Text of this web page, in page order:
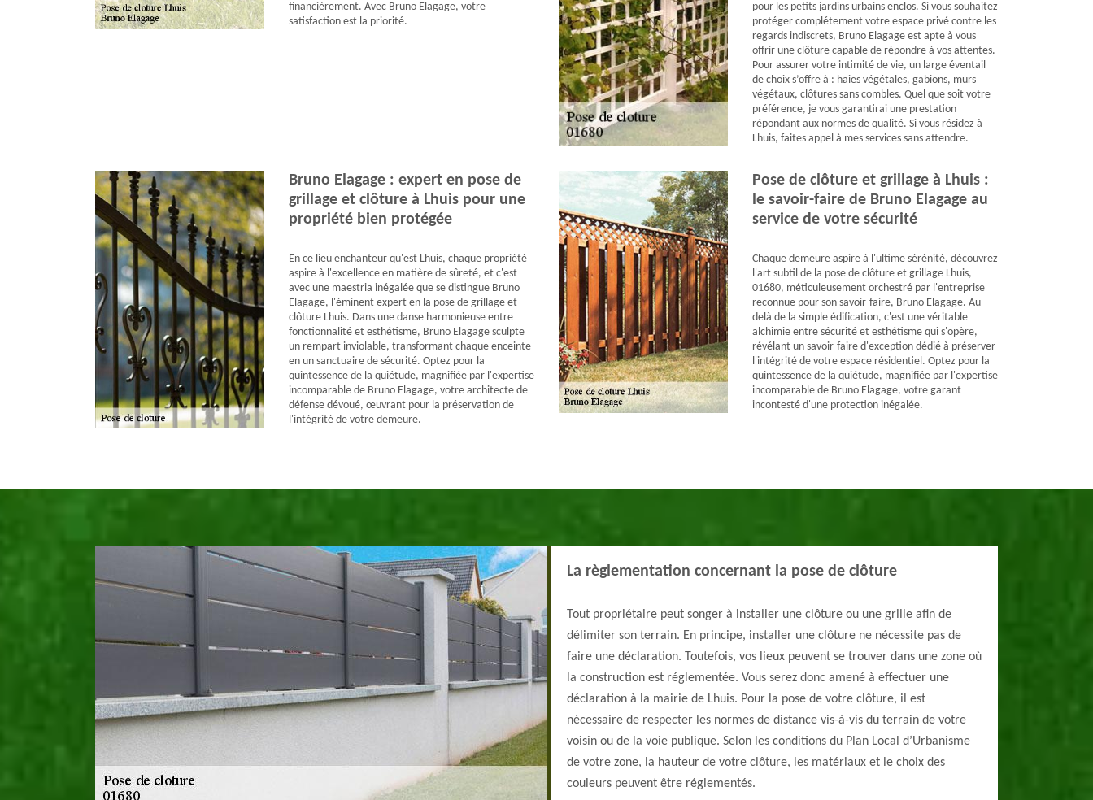
financièrement. Avec Bruno Elagage, votre
satisfaction est la priorité.
pour les petits jardins urbains enclos. Si vous souhaitez
protéger complétement votre espace privé contre les
regards indiscrets, Bruno Elagage est apte à vous
offrir une clôture capable de répondre à vos attentes.
Pour assurer votre intimité de vie, un large éventail
de choix s’offre à : haies végétales, gabions, murs
végétaux, clôtures sans combles. Quel que soit votre
préférence, je vous garantirai une prestation
répondant aux normes de qualité. Si vous résidez à
Lhuis, faites appel à mes services sans attendre.
Bruno Elagage : expert en pose de
grillage et clôture à Lhuis pour une
propriété bien protégée
En ce lieu enchanteur qu'est Lhuis, chaque propriété
aspire à l'excellence en matière de sûreté, et c'est
avec une maestria inégalée que se distingue Bruno
Elagage, l'éminent expert en la pose de grillage et
clôture Lhuis. Dans une danse harmonieuse entre
fonctionnalité et esthétisme, Bruno Elagage sculpte
un rempart inviolable, transformant chaque enceinte
en un sanctuaire de sécurité. Optez pour la
quintessence de la quiétude, magnifiée par l'expertise
incomparable de Bruno Elagage, votre architecte de
défense dévoué, œuvrant pour la préservation de
l'intégrité de votre demeure.
Pose de clôture et grillage à Lhuis :
le savoir-faire de Bruno Elagage au
service de votre sécurité
Chaque demeure aspire à l'ultime sérénité, découvrez
l'art subtil de la pose de clôture et grillage Lhuis,
01680, méticuleusement orchestré par l'entreprise
reconnue pour son savoir-faire, Bruno Elagage. Au-
delà de la simple édification, c'est une véritable
alchimie entre sécurité et esthétisme qui s'opère,
révélant un savoir-faire d'exception dédié à préserver
l'intégrité de votre espace résidentiel. Optez pour la
quintessence de la quiétude, magnifiée par l'expertise
incomparable de Bruno Elagage, votre garant
incontesté d'une protection inégalée.
La règlementation concernant la pose de clôture
Tout propriétaire peut songer à installer une clôture ou une grille afin de
délimiter son terrain. En principe, installer une clôture ne nécessite pas de
faire une déclaration. Toutefois, vos lieux peuvent se trouver dans une zone où
la construction est réglementée. Vous serez donc amené à effectuer une
déclaration à la mairie de Lhuis. Pour la pose de votre clôture, il est
nécessaire de respecter les normes de distance vis-à-vis du terrain de votre
voisin ou de la voie publique. Selon les conditions du Plan Local d’Urbanisme
de votre zone, la hauteur de votre clôture, les matériaux et le choix des
couleurs peuvent être réglementés.